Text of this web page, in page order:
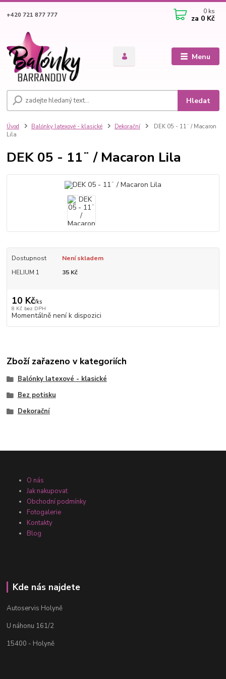
Menu
Hledat
+420 721 877 777 0 ks
za 0 Kč
Úvod Balónky latexové - klasické Dekorační
DEK 05 - 11¨ / Macaron
Lila
DEK 05 - 11¨ / Macaron Lila
Dostupnost
Není skladem
HELIUM 1
35 Kč
10 Kč/ks
8 Kč bez DPH
Momentálně není k dispozici
Zboží zařazeno v kategoriích
Balónky latexové - klasické
Bez potisku
Dekorační
O nás
Jak nakupovat
Obchodní podmínky
Fotogalerie
Kontakty
Blog
Kde nás najdete
Autoservis Holyně
U náhonu 161/2
15400 - Holyně